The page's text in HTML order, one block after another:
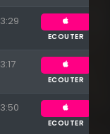
3:29
ECOUTER
3:17
ECOUTER
3:50
ECOUTER